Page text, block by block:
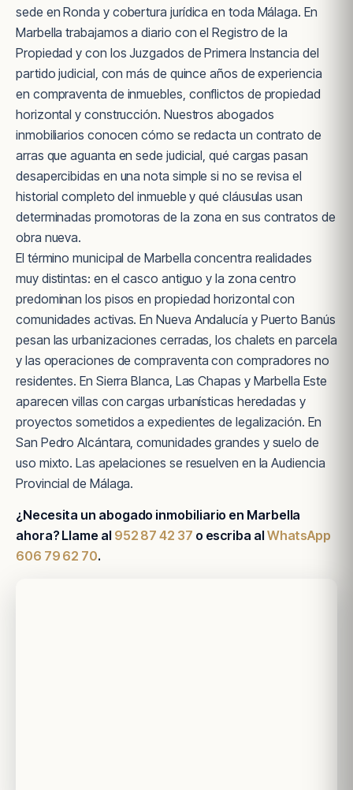
sede en Ronda y cobertura jurídica en toda Málaga. En
Marbella trabajamos a diario con el Registro de la
Propiedad y con los Juzgados de Primera Instancia del
partido judicial, con más de quince años de experiencia
en compraventa de inmuebles, conflictos de propiedad
horizontal y construcción. Nuestros abogados
inmobiliarios conocen cómo se redacta un contrato de
arras que aguanta en sede judicial, qué cargas pasan
desapercibidas en una nota simple si no se revisa el
historial completo del inmueble y qué cláusulas usan
determinadas promotoras de la zona en sus contratos de
obra nueva.
El término municipal de Marbella concentra realidades
muy distintas: en el casco antiguo y la zona centro
predominan los pisos en propiedad horizontal con
comunidades activas. En Nueva Andalucía y Puerto Banús
pesan las urbanizaciones cerradas, los chalets en parcela
y las operaciones de compraventa con compradores no
residentes. En Sierra Blanca, Las Chapas y Marbella Este
aparecen villas con cargas urbanísticas heredadas y
proyectos sometidos a expedientes de legalización. En
San Pedro Alcántara, comunidades grandes y suelo de
uso mixto. Las apelaciones se resuelven en la Audiencia
Provincial de Málaga.
¿Necesita un abogado inmobiliario en Marbella
ahora? Llame al 952 87 42 37 o escriba alWhatsApp
606 79 62 70.